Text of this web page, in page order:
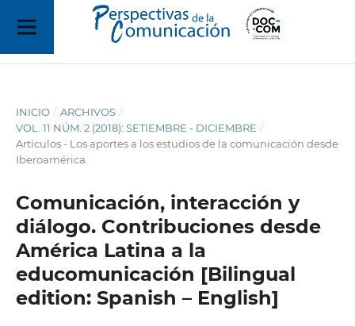
INICIO / ARCHIVOS /
VOL. 11 NÚM. 2 (2018): SETIEMBRE - DICIEMBRE /
Artículos - Los aportes a los estudios de la comunicación desde
Iberoamérica.
Comunicación, interacción y
diálogo. Contribuciones desde
América Latina a la
educomunicación [Bilingual
edition: Spanish – English]